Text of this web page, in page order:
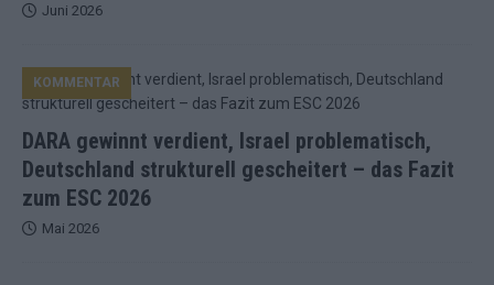
Juni 2026
DARA gewinnt verdient, Israel problematisch,
Deutschland strukturell gescheitert – das Fazit
zum ESC 2026
KOMMENTAR
Mai 2026